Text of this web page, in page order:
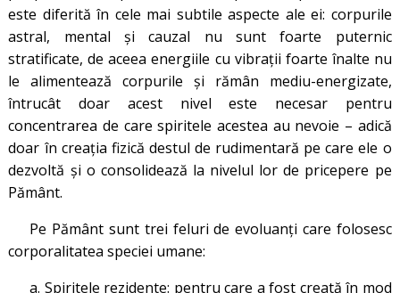
este diferită în cele mai subtile aspecte ale ei: corpurile
astral, mental și cauzal nu sunt foarte puternic
stratificate, de aceea energiile cu vibrații foarte înalte nu
le alimentează corpurile și rămân mediu-energizate,
întrucât doar acest nivel este necesar pentru
concentrarea de care spiritele acestea au nevoie – adică
doar în creația fizică destul de rudimentară pe care ele o
dezvoltă și o consolidează la nivelul lor de pricepere pe
Pământ.
Pe Pământ sunt trei feluri de evoluanți care folosesc
corporalitatea speciei umane:
a. Spiritele rezidente: pentru care a fost creată în mod